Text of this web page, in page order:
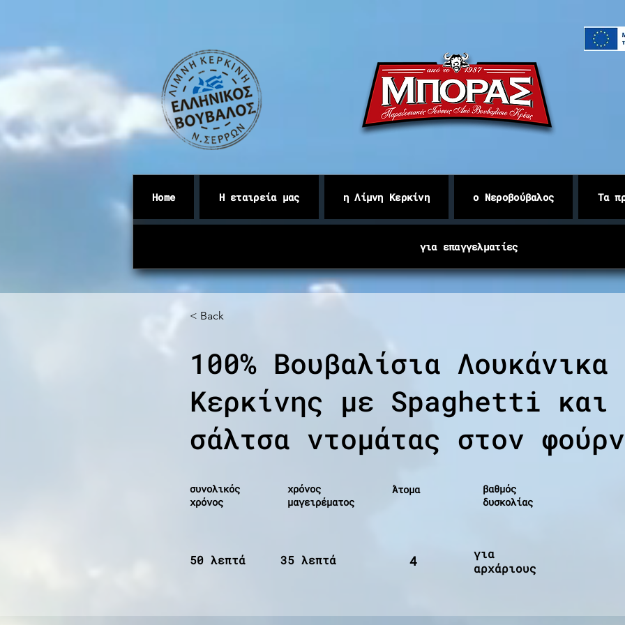
Home Η εταιρεία μας η Λίμνη Κερκίνη ο Νεροβούβαλος Τα
για επαγγελματίες
< Back
100% Βουβαλίσια Λουκάνικα
Κερκίνης με Spaghetti και
σάλτσα ντομάτας στον
συνολικός
χρόνος
χρόνος
μαγειρέματος
Άτομα
βαθμός
δυσκολίας
50 λεπτά 35 λεπτά 4
για
αρχάριους